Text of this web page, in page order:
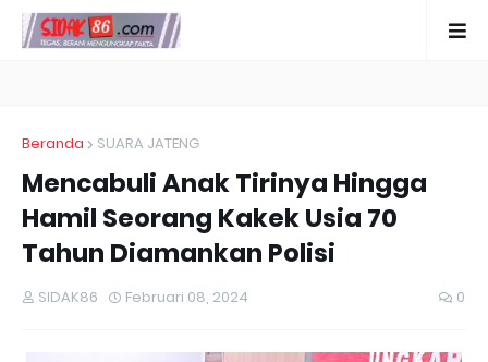
Beranda SUARA JATENG
Mencabuli Anak Tirinya Hingga
Hamil Seorang Kakek Usia 70
Tahun Diamankan Polisi
SIDAK86 Februari 08, 2024 0